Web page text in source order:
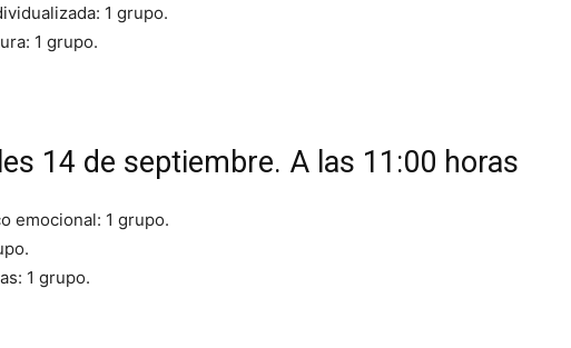
1 grupo.
1 grupo.
14 de septiembre. A las 11:00 horas
emocional: 1 grupo.
1 grupo.